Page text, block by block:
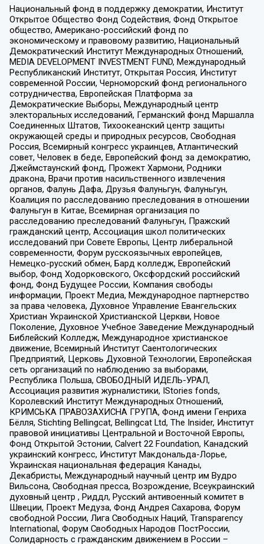
Национальный фонд в поддержку демократии, Институт
Открытое Общество Фонд Содействия, Фонд Открытое
общество, Американо-российский фонд по
экономическому и правовому развитию, Национальный
Демократический Институт Международных Отношений,
MEDIA DEVELOPMENT INVESTMENT FUND, Международный
Республиканский Институт, Открытая Россия, Институт
современной России, Черноморский фонд регионального
сотрудничества, Европейская Платформа за
Демократические Выборы, Международный центр
электоральных исследований, Германский фонд Маршалла
Соединенных Штатов, Тихоокеанский центр защиты
окружающей среды и природных ресурсов, Свободная
Россия, Всемирный конгресс украинцев, Атлантический
совет, Человек в беде, Европейский фонд за демократию,
Джеймстаунский фонд, Прожект Хармони, Родники
дракона, Врачи против насильственного извлечения
органов, Фалунь Дафа, Друзья Фалуньгун, Фалуньгун,
Коалиция по расследованию преследования в отношении
Фалуньгун в Китае, Всемирная организация по
расследованию преследований Фалуньгун, Пражский
гражданский центр, Ассоциация школ политических
исследований при Совете Европы, Центр либеральной
современности, Форум русскоязычных европейцев,
Немецко-русский обмен, Бард колледж, Европейский
выбор, Фонд Ходорковского, Оксфордский российский
фонд, Фонд Будущее России, Компания свободы
информации, Проект Медиа, Международное партнерство
за права человека, Духовное Управление Евангельских
Христиан Украинской Христианской Церкви, Новое
Поколение, Духовное Учебное Заведение Международный
Библейский Колледж, Международное христианское
движение, Всемирный Институт Саентологических
Предприятий, Церковь Духовной Технологии, Европейская
сеть организаций по наблюдению за выборами,
Республика Польша, СВОБОДНЫЙ ИДЕЛЬ-УРАЛ,
Ассоциация развития журналистики, IStories fonds,
Королевский Институт Международных Отношений,
КРИМСЬКА ПРАВОЗАХИСНА ГРУПА, Фонд имени Генриха
Бёлля, Stichting Bellingcat, Bellingcat Ltd, The Insider, Институт
правовой инициативы Центральной и Восточной Европы,
Фонд Открытой Эстонии, Calvert 22 Foundation, Канадский
украинский конгресс, Институт Макдональда-Лорье,
Украинская национальная федерация Канады,
Декабристы, Международный научный центр им Вудро
Вильсона, Свободная пресса, Возрождение, Всеукраинский
духовный центр , Риддл, Русский антивоенный комитет в
Швеции, Проект Медуза, Фонд Андрея Сахарова, Форум
свободной России, Лига Свободных Наций, Transparеncy
International, Форум Свободных Народов ПостРоссии,
Солидарность с гражданским движением в России –